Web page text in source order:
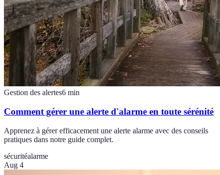
Gestion des alertes6 min
Comment gérer une alerte d'alarme en toute sérénité
Apprenez à gérer efficacement une alerte alarme avec des conseils
pratiques dans notre guide complet.
sécuritéalarme
Aug 4